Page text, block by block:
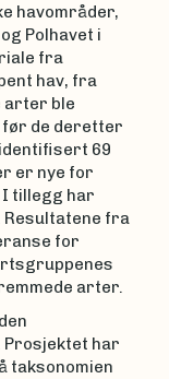
havområder,
Polhavet i
fra
hav, fra
arter ble
de deretter
69
er nye for
I tillegg har
fra
for
arter.
Prosjektet har
taksonomien